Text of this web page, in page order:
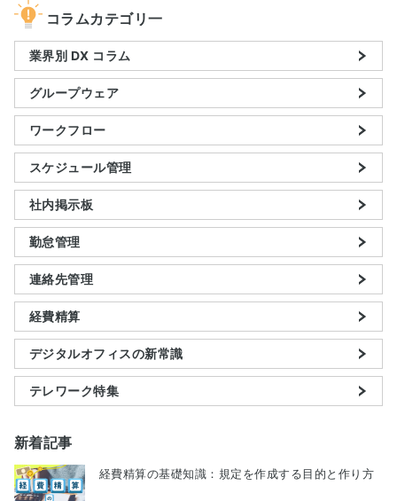
コラムカテゴリ一
業界別 DX コラム
グループウェア
ワークフロー
スケジュール管理
社内掲示板
勤怠管理
連絡先管理
経費精算
デジタルオフィスの新常識
テレワーク特集
新着記事
経費精算の基礎知識：規定を作成する目的と作り方